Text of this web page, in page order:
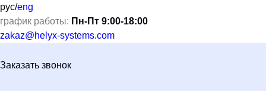
рус/eng
график работы: Пн-Пт 9:00-18:00
zakaz@helyx-systems.com
Заказать звонок